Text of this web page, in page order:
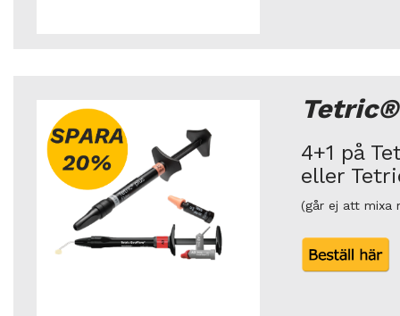
4+1 på
eller
(går ej att mixa